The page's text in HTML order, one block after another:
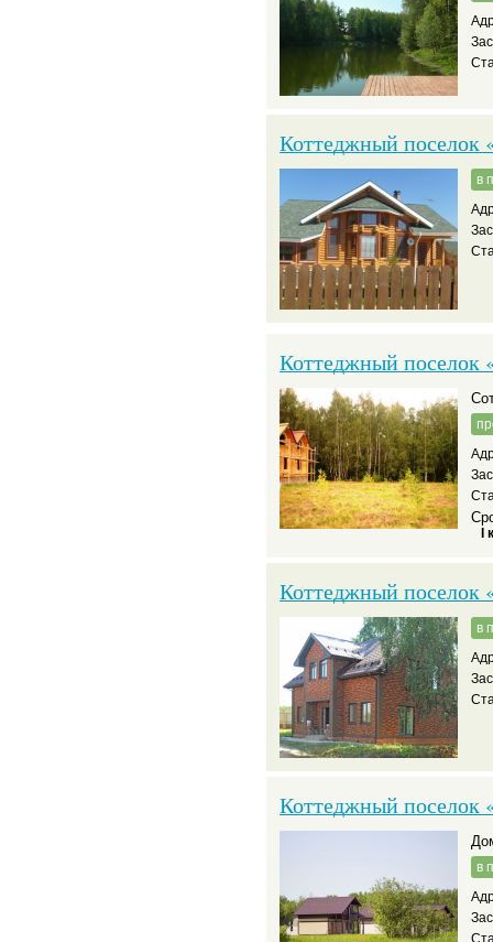
Коттеджный поселок
в
Коттеджный поселок
I
Коттеджный поселок
в
Коттеджный поселок
в